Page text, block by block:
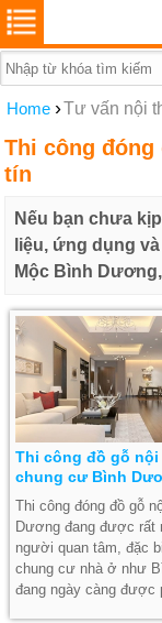
Home ›Tư vấn nội
Thi công
tín
Nếu bạn chưa
liệu, ứng dụng
Mộc Bình
Thi công đồ gỗ nội
chung cư Bình
Thi công đóng đồ gỗ
Dương đang được rất
người quan tâm, đặc
chung cư nhà ở như
đang ngày càng được